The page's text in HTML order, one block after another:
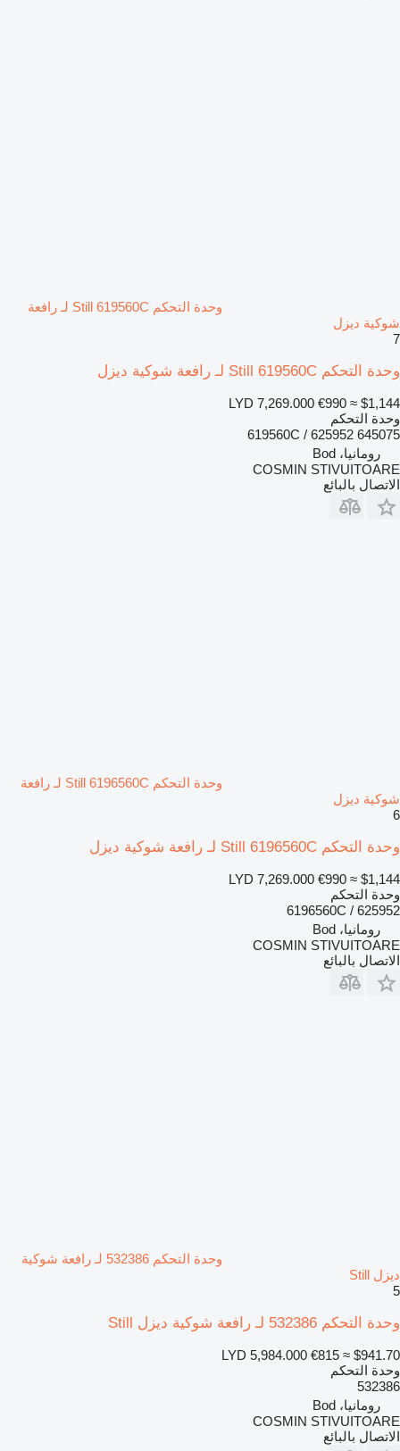
وحدة التحكم Still 619560C لـ رافعة
شوكية ديزل
7
وحدة التحكم Still 619560C لـ رافعة شوكية ديزل
LYD 7,269.000 €990 ≈ $1,144
وحدة التحكم
619560C / 625952 645075
رومانيا، Bod
COSMIN STIVUITOARE
الاتصال بالبائع
وحدة التحكم Still 6196560C لـ رافعة
شوكية ديزل
6
وحدة التحكم Still 6196560C لـ رافعة شوكية ديزل
LYD 7,269.000 €990 ≈ $1,144
وحدة التحكم
6196560C / 625952
رومانيا، Bod
COSMIN STIVUITOARE
الاتصال بالبائع
وحدة التحكم 532386 لـ رافعة شوكية
ديزل Still
5
وحدة التحكم 532386 لـ رافعة شوكية ديزل Still
LYD 5,984.000 €815 ≈ $941.70
وحدة التحكم
532386
رومانيا، Bod
COSMIN STIVUITOARE
الاتصال بالبائع